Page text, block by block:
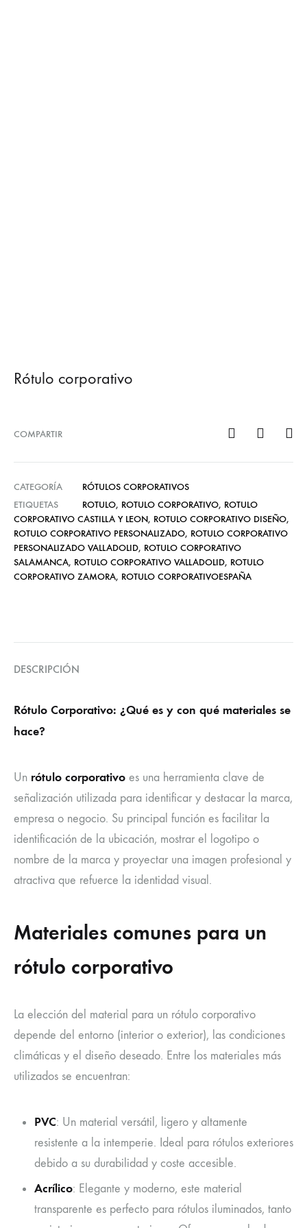
Rótulo corporativo
COMPARTIR
CATEGORÍA
RÓTULOS CORPORATIVOS
ETIQUETAS
ROTULO, ROTULO CORPORATIVO, ROTULO
CORPORATIVO CASTILLA Y LEON, ROTULO CORPORATIVO DISEÑO,
ROTULO CORPORATIVO PERSONALIZADO, ROTULO CORPORATIVO
PERSONALIZADO VALLADOLID, ROTULO CORPORATIVO
SALAMANCA, ROTULO CORPORATIVO VALLADOLID, ROTULO
CORPORATIVO ZAMORA, ROTULO CORPORATIVOESPAÑA
DESCRIPCIÓN
Rótulo Corporativo: ¿Qué es y con qué materiales se
hace?
Un rótulo corporativo es una herramienta clave de
señalización utilizada para identificar y destacar la marca,
empresa o negocio. Su principal función es facilitar la
identificación de la ubicación, mostrar el logotipo o
nombre de la marca y proyectar una imagen profesional y
atractiva que refuerce la identidad visual.
Materiales comunes para un
rótulo corporativo
La elección del material para un rótulo corporativo
depende del entorno (interior o exterior), las condiciones
climáticas y el diseño deseado. Entre los materiales más
utilizados se encuentran:
PVC: Un material versátil, ligero y altamente
resistente a la intemperie. Ideal para rótulos exteriores
debido a su durabilidad y coste accesible.
Acrílico: Elegante y moderno, este material
transparente es perfecto para rótulos iluminados, tanto